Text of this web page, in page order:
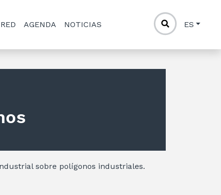
AGENDA NOTICIAS ES
sobre polígonos industriales.